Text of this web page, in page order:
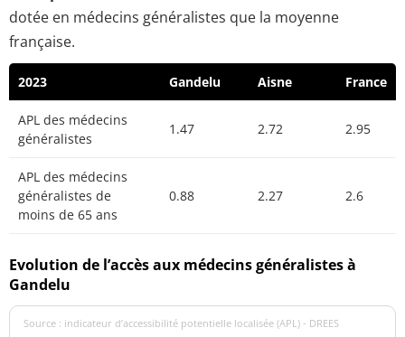
dotée en médecins généralistes que la moyenne
française.
2023 Gandelu Aisne France
APL des médecins
généralistes
1.47 2.72 2.95
APL des médecins
généralistes de
moins de 65 ans
0.88 2.27 2.6
Evolution de l’accès aux médecins généralistes à
Gandelu
Source : indicateur d’accessibilité potentielle localisée (APL) - DREES